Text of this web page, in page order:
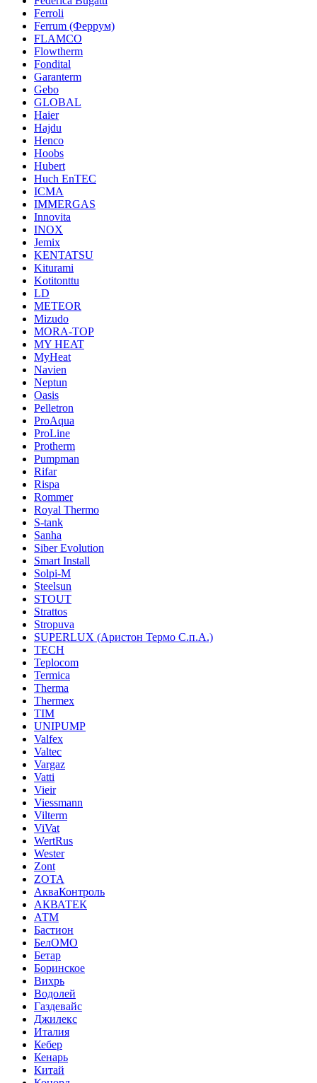
Ferroli
Ferrum (Феррум)
FLAMCO
Flowtherm
Fondital
Garanterm
Gebo
GLOBAL
Haier
Hajdu
Henco
Hoobs
Hubert
Huch EnTEC
ICMA
IMMERGAS
Innovita
INOX
Jemix
KENTATSU
Kiturami
Kotitonttu
LD
METEOR
Mizudo
MORA-TOP
MY HEAT
MyHeat
Navien
Neptun
Oasis
Pelletron
ProAqua
ProLine
Protherm
Pumpman
Rifar
Rispa
Rommer
Royal Thermo
S-tank
Sanha
Siber Evolution
Smart Install
Solpi-M
Steelsun
STOUT
Strattos
Stropuva
SUPERLUX (Аристон Термо С.п.А.)
TECH
Teplocom
Termica
Therma
Thermex
TIM
UNIPUMP
Valfex
Valtec
Vargaz
Vatti
Vieir
Viessmann
Vilterm
ViVat
WertRus
Wester
Zont
ZOTA
АкваКонтроль
АКВАТЕК
АТМ
Бастион
БелОМО
Бетар
Боринское
Вихрь
Водолей
Газдевайс
Джилекс
Италия
Кебер
Кенарь
Китай